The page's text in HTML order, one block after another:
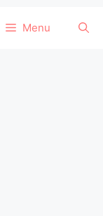
Menu